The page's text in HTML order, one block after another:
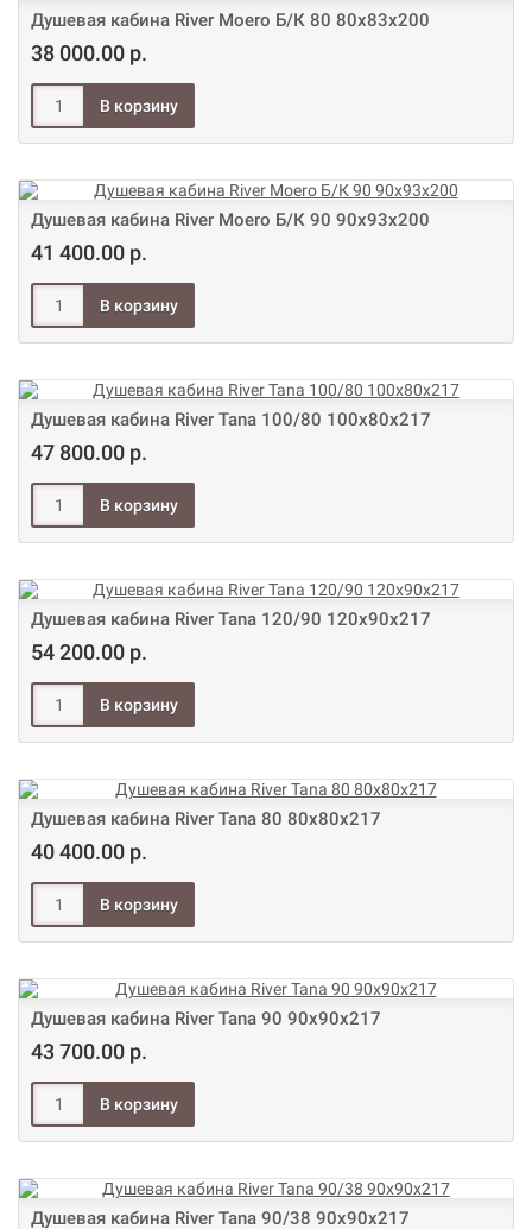
Душевая кабина River Moero Б/К 80 80х83х200
38 000.00 р.
Душевая кабина River Moero Б/К 90 90х93х200
41 400.00 р.
Душевая кабина River Tana 100/80 100х80х217
47 800.00 р.
Душевая кабина River Tana 120/90 120х90х217
54 200.00 р.
Душевая кабина River Tana 80 80х80х217
40 400.00 р.
Душевая кабина River Tana 90 90х90х217
43 700.00 р.
Душевая кабина River Tana 90/38 90х90х217